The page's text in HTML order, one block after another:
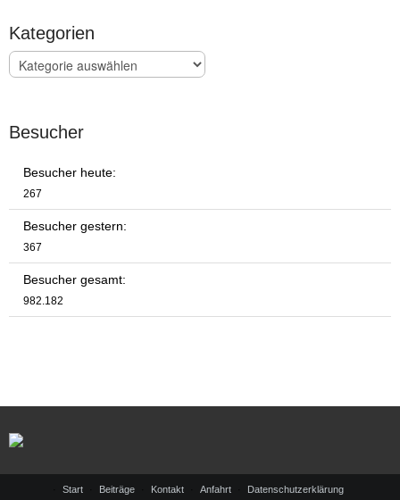
Kategorien
Kategorien
Besucher
Besucher heute:
267
Besucher gestern:
367
Besucher gesamt:
982.182
Start Beiträge Kontakt Anfahrt
Datenschutzerklärung